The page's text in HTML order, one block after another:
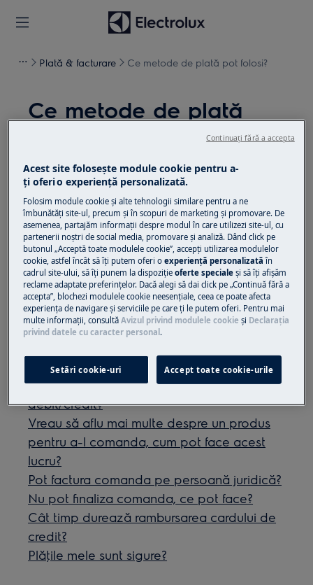
Plată & facturare Ce metode de plată pot folosi?
Ce metode de plată
Ce metode de plată pot folosi?
Soluție
Metodele de plată care se pot folosi sunt
următoarele: Visa, MasterCard, Maestro.
A fost util acest articol?
Articole similare
Când îmi va fi debitat cardul de
debit/credit?
Vreau să aflu mai multe despre un produs
pentru a-l comanda, cum pot face acest
lucru?
Pot factura comanda pe persoană juridică?
Nu pot finaliza comanda, ce pot face?
Cât timp durează rambursarea cardului de
credit?
Plăţile mele sunt sigure?
Acest site folosește module cookie pentru a-
ţi oferi o experienţă personalizată.
Folosim module cookie și alte tehnologii similare pentru a ne
îmbunătăţi site-ul, precum și în scopuri de marketing și promovare. De
asemenea, partajăm informaţii despre modul în care utilizezi site-ul, cu
partenerii noștri de social media, promovare și analiză. Dând click pe
butonul „Acceptă toate modulele cookie”, accepţi utilizarea modulelor
cookie, astfel încât să îţi putem oferi oexperienţă personalizată în
cadrul site-ului, să îţi punem la dispoziţieoferte speciale și să îţi afișăm
reclame adaptate preferinţelor. Dacă alegi să dai click pe „Continuă fără a
accepta”, blochezi modulele cookie neesenţiale, ceea ce poate afecta
experienţa de navigare și serviciile pe care ţi le putem oferi. Pentru mai
multe informaţii, consultăAvizul privind modulele cookie și Declaraţia
privind datele cu caracter personal .
Setări cookie-uri Accept toate cookie-urile
Continuați fără a accepta